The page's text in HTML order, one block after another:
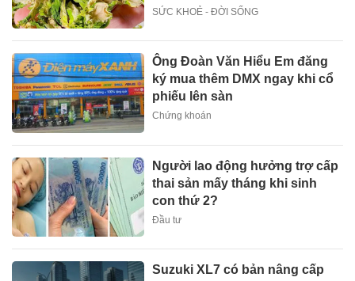
SỨC KHOẺ - ĐỜI SỐNG
Ông Đoàn Văn Hiểu Em đăng
ký mua thêm DMX ngay khi cổ
phiếu lên sàn
Chứng khoán
Người lao động hưởng trợ cấp
thai sản mấy tháng khi sinh
con thứ 2?
Đầu tư
Suzuki XL7 có bản nâng cấp